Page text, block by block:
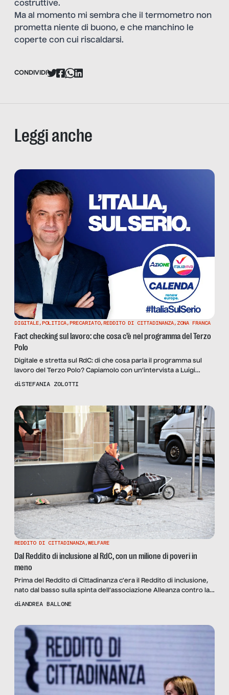
costruttive.
Ma al momento mi sembra che il termometro non
prometta niente di buono, e che manchino le
coperte con cui riscaldarsi.
CONDIVIDI
Leggi anche
DIGITALE,POLITICA,PRECARIATO,REDDITO DI CITTADINANZA, ZONA FRANCA
Fact checking sul lavoro: che cosa c’è nel programma del Terzo
Polo
Digitale e stretta sul RdC: di che cosa parla il programma sul
lavoro del Terzo Polo? Capiamolo con un’intervista a Luigi
Marattin di Italia Viva, soprattutto per il peso centrale dato al
dipendente, non dalle lobby”.
diSTEFANIA ZOLOTTI
REDDITO DI CITTADINANZA,WELFARE
Dal Reddito di inclusione al RdC, con un milione di poveri in
meno
Prima del Reddito di Cittadinanza c’era il Reddito di inclusione,
nato dal basso sulla spinta dell’associazione Alleanza contro la
povertà: scopriamo quali differenze ci sono tra i due e le
diANDREA BALLONE